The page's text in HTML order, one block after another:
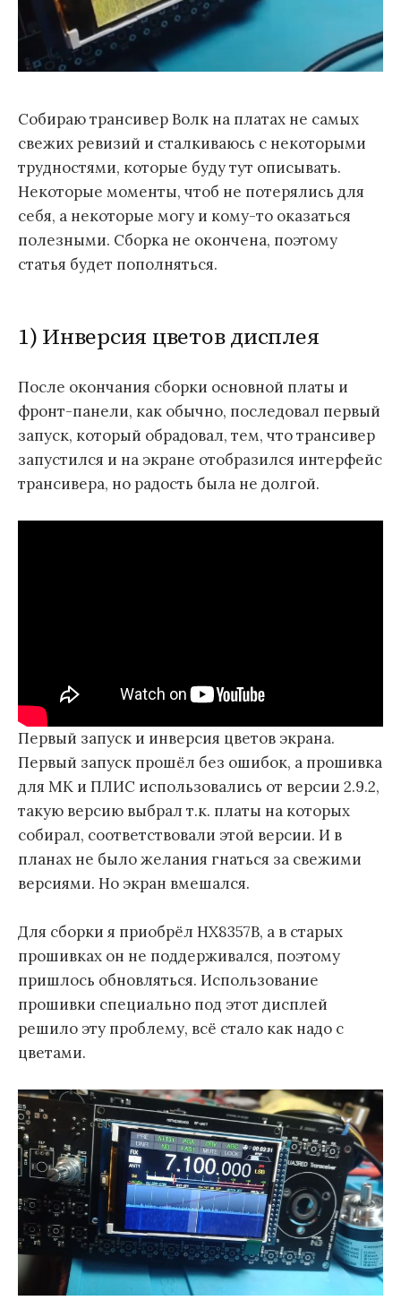
Собираю трансивер Волк на платах не самых
свежих ревизий и сталкиваюсь с некоторыми
трудностями, которые буду тут описывать.
Некоторые моменты, чтоб не потерялись для
себя, а некоторые могу и кому-то оказаться
полезными. Сборка не окончена, поэтому
статья будет пополняться.
1) Инверсия цветов дисплея
После окончания сборки основной платы и
фронт-панели, как обычно, последовал первый
запуск, который обрадовал, тем, что трансивер
запустился и на экране отобразился интерфейс
трансивера, но радость была не долгой.
Первый запуск и инверсия цветов экрана.
Первый запуск прошёл без ошибок, а прошивка
для МК и ПЛИС использовались от версии 2.9.2,
такую версию выбрал т.к. платы на которых
собирал, соответствовали этой версии. И в
планах не было желания гнаться за свежими
версиями. Но экран вмешался.
Для сборки я приобрёл HX8357B, а в старых
прошивках он не поддерживался, поэтому
пришлось обновляться. Использование
прошивки специально под этот дисплей
решило эту проблему, всё стало как надо с
цветами.